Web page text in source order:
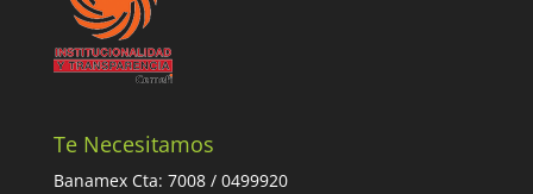
Te Necesitamos
Banamex Cta: 7008 / 0499920